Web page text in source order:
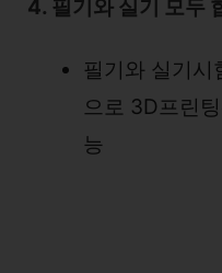
4. 필기와 실기 모두
필기와 실기시
으로 3D프린
능